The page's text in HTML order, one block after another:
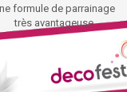
formule de parrainage
très avantageuse